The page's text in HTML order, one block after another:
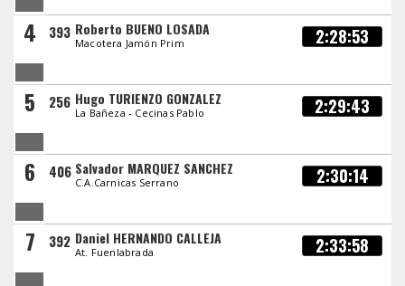
4 393 Roberto BUENO LOSADA
Macotera Jamón Prim 2:28:53
5 256 Hugo TURIENZO GONZALEZ
La Bañeza - Cecinas Pablo 2:29:43
6 406 Salvador MARQUEZ SANCHEZ
C.A.Carnicas Serrano 2:30:14
7 392 Daniel HERNANDO CALLEJA
At. Fuenlabrada 2:33:58